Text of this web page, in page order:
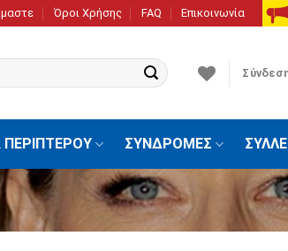
Όροι Χρήσης FAQ Επικοινωνία
ΠΕΡΙΠΤΕΡΟΥ ΣΥΝΔΡΟΜΕΣ